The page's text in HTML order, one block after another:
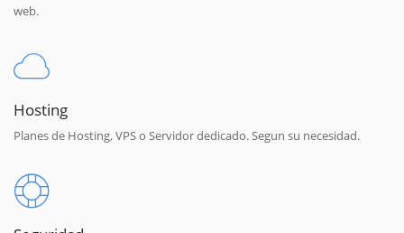
web.
Hosting
Planes de Hosting, VPS o Servidor dedicado. Segun su necesidad.